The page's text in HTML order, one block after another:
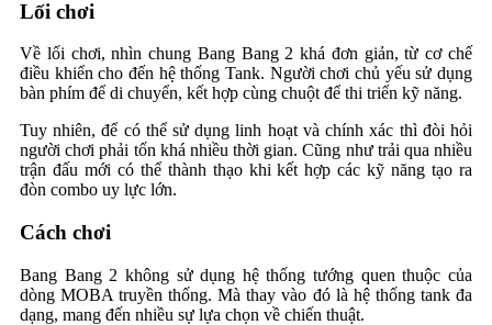
Lối chơi
Về lối chơi, nhìn chung Bang Bang 2 khá đơn giản, từ cơ chế
điều khiển cho đến hệ thống Tank. Người chơi chủ yếu sử dụng
bàn phím để di chuyển, kết hợp cùng chuột để thi triển kỹ năng.
Tuy nhiên, để có thể sử dụng linh hoạt và chính xác thì đòi hỏi
người chơi phải tốn khá nhiều thời gian. Cũng như trải qua nhiều
trận đấu mới có thể thành thạo khi kết hợp các kỹ năng tạo ra
đòn combo uy lực lớn.
Cách chơi
Bang Bang 2 không sử dụng hệ thống tướng quen thuộc của
dòng MOBA truyền thống. Mà thay vào đó là hệ thống tank đa
dạng, mang đến nhiều sự lựa chọn về chiến thuật.